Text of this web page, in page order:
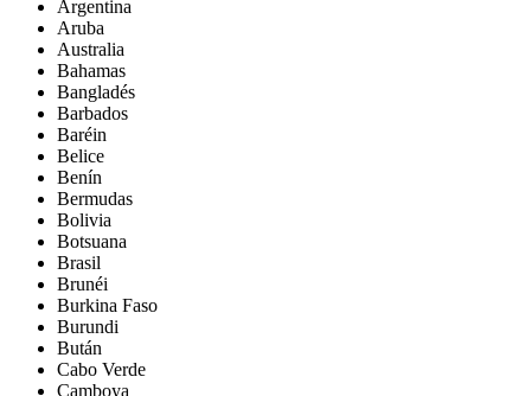
Argentina
Aruba
Australia
Bahamas
Bangladés
Barbados
Baréin
Belice
Benín
Bermudas
Bolivia
Botsuana
Brasil
Brunéi
Burkina Faso
Burundi
Bután
Cabo Verde
Camboya